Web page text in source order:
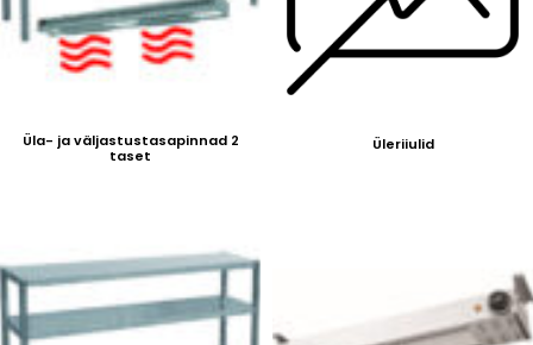
Üla- ja väljastustasapinnad 2
taset
Üleriiulid